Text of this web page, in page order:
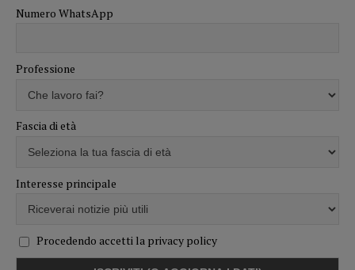
Numero WhatsApp
Professione
Fascia di età
Interesse principale
Procedendo accetti la privacy policy